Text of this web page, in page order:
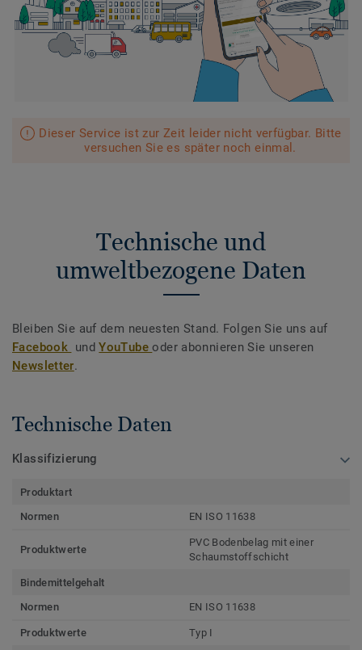
Dieser Service ist zur Zeit leider nicht verfügbar. Bitte
versuchen Sie es später noch einmal.
Technische und
umweltbezogene Daten
Bleiben Sie auf dem neuesten Stand. Folgen Sie uns auf
Facebook undYouTubeoder abonnieren Sie unseren
Newsletter.
Technische Daten
Klassifizierung
Produktart
Normen
EN ISO 11638
Produktwerte
PVC Bodenbelag mit einer
Schaumstoffschicht
Bindemittelgehalt
Normen
EN ISO 11638
Produktwerte Typ I